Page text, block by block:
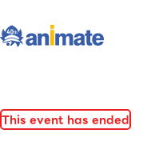
This event has ended